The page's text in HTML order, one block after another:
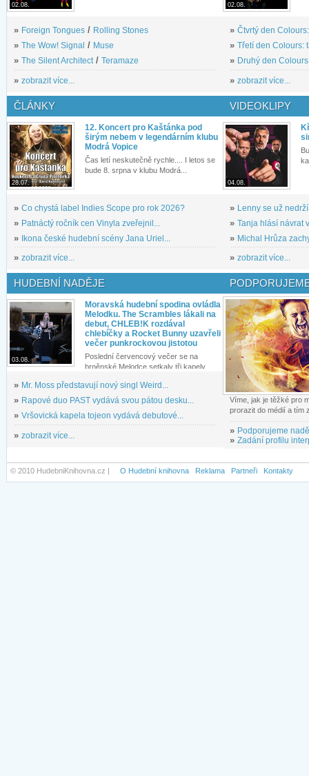
02.08.
» Foreign Tongues / Rolling Stones
» The Wow! Signal / Muse
» The Silent Architect/ Teramaze
» zobrazit více...
02.08.
» Čtvrtý den
» Třetí den Colours:
» Druhý den
» zobrazit více...
ČLÁNKY
28.07.
12. Koncert pro Kaštánka pod
širým nebem v legendárním klubu
Modrá Vopice
Čas letí neskutečně rychle.... I letos se
bude 8. srpna v klubu Modrá...
» Co chystá label Indies Scope pro rok 2026?
» Patnáctý ročník cen Vinyla zveřejnil...
» Ikona české hudební scény Jana Uriel...
» zobrazit více...
VIDEOKLIPY
04.08.
» Lenny se už
» Tanja hlásí návrat
» Michal Hrůza
» zobrazit více...
HUDEBNÍ NADĚJE
03.08.
Moravská hudební spodina ovládla
Melodku. The Scrambles lákali na
debut, CHLEB!K rozdával
chlebíčky a Rocket Bunny uzavřeli
večer punkrockovou jistotou
Poslední červencový večer se na
brněnské Melodce setkaly tři kapely...
» Mr. Moss představují nový singl Weird...
» Rapové duo PAST vydává svou pátou desku...
» Vršovická kapela tojeon vydává debutové...
» zobrazit více...
Víme, jak je těžké pro
prorazit do médií a tím
» Podporujeme
» Zadání profilu
© 2010 HudebniKnihovna.cz | O Hudební knihovna Reklama Partneři Kontakty